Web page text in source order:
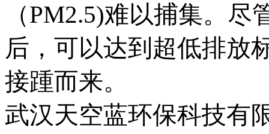
（PM2.5)难以捕集。
后，可以达到超低排放
接踵而来。
武汉天空蓝环保科技有